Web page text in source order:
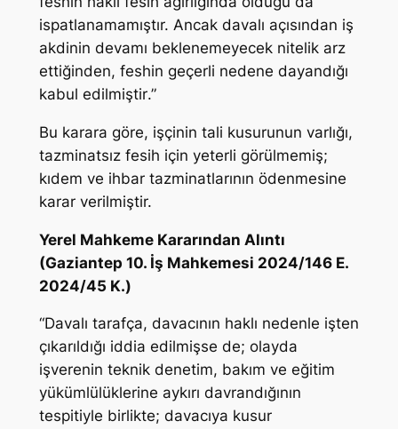
ispatlanamamıştır. Ancak davalı açısından iş
akdinin devamı beklenemeyecek nitelik arz
ettiğinden, feshin geçerli nedene dayandığı
kabul edilmiştir.”
Bu karara göre, işçinin tali kusurunun varlığı,
tazminatsız fesih için yeterli görülmemiş;
kıdem ve ihbar tazminatlarının ödenmesine
karar verilmiştir.
Yerel Mahkeme Kararından Alıntı
(Gaziantep 10. İş Mahkemesi 2024/146 E.
2024/45 K.)
“Davalı tarafça, davacının haklı nedenle işten
çıkarıldığı iddia edilmişse de; olayda
işverenin teknik denetim, bakım ve eğitim
yükümlülüklerine aykırı davrandığının
tespitiyle birlikte; davacıya kusur